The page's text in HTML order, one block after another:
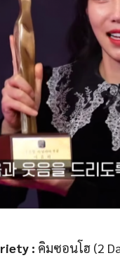
: คิมซอนโฮ (2